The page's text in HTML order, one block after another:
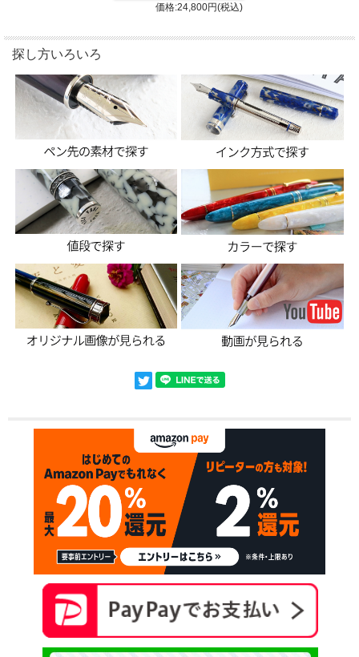
価格:24,800円(税込)
探し方いろいろ